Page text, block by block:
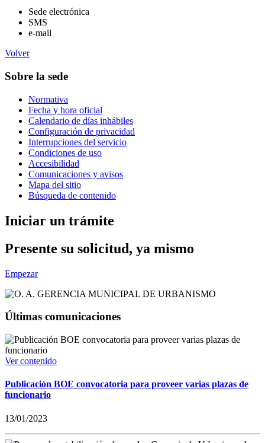
Sede electrónica
SMS
e-mail
Volver
Sobre la sede
Normativa
Fecha y hora oficial
Calendario de días inhábiles
Configuración de privacidad
Interrupciones del servicio
Condiciones de uso
Accesibilidad
Comunicaciones y avisos
Mapa del sitio
Búsqueda de contenido
Iniciar un trámite
Presente su solicitud, ya mismo
Empezar
Últimas comunicaciones
Ver contenido
Publicación BOE convocatoria para proveer varias plazas de
funcionario
13/01/2023